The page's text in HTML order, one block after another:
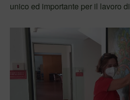
unico ed importante per il lavoro
#sefabenealorofabeneancheanoi…